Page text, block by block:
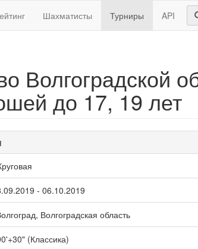
Шахматисты Турниры API
Волгоградской
до 17, 19 лет
- 06.10.2019
Волгоградская область
(Классика)